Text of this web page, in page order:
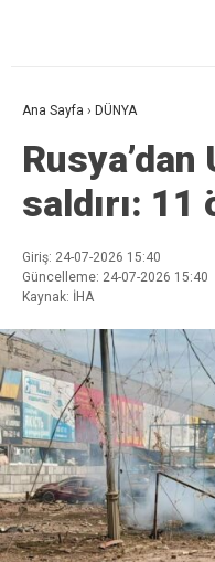
Ana Sayfa › DÜNYA
Rusya’dan
saldırı: 11
Giriş: 24-07-2026 15:40
Güncelleme: 24-07-2026 15:40
Kaynak: İHA